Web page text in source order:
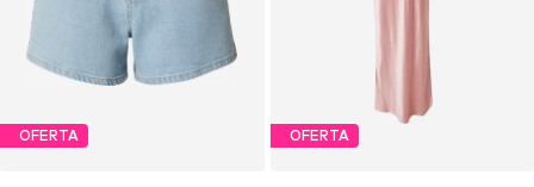
OFERTA OFERTA